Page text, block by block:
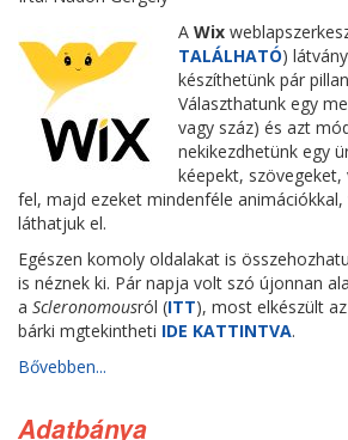
A Wix
TALÁLHATÓ)
készíthetünk pár
Választhatunk egy
vagy száz) és azt
nekikezdhetünk egy
kéepekt,
fel, majd ezeket mindenféle animációkkal,
láthatjuk el.
Egészen komoly oldalakat is
is néznek ki. Pár napja volt szó újonnan
a Scleronomousról (ITT), most elkészült
bárki mgtekintheti IDE KATTINTVA.
Bővebben...
Adatbánya